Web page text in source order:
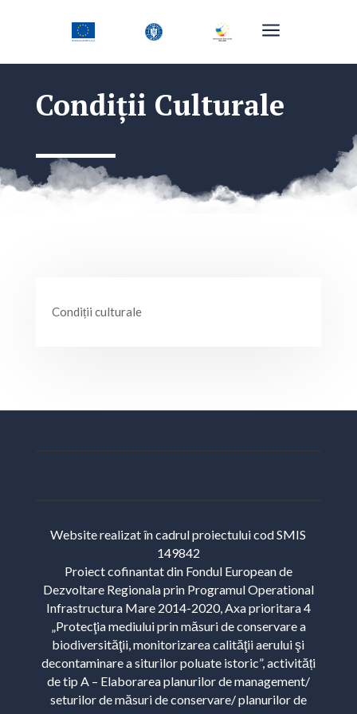
a
Condiții Culturale
Condiții culturale
Website realizat în cadrul proiectului cod SMIS
149842
Proiect cofinantat din Fondul European de
Dezvoltare Regionala prin Programul Operational
Infrastructura Mare 2014-2020, Axa prioritara 4
„Protecţia mediului prin măsuri de conservare a
biodiversităţii, monitorizarea calităţii aerului şi
decontaminare a siturilor poluate istoric”, activități
de tip A – Elaborarea planurilor de management/
seturilor de măsuri de conservare/ planurilor de